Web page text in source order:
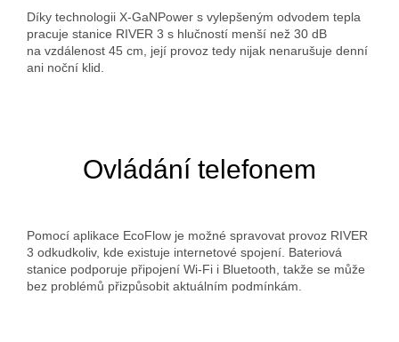
Díky technologii X-GaNPower s vylepšeným odvodem tepla
pracuje stanice RIVER 3 s hlučností menší než 30 dB
na vzdálenost 45 cm, její provoz tedy nijak nenarušuje denní
ani noční klid.
Ovládání telefonem
Pomocí aplikace EcoFlow je možné spravovat provoz RIVER
3 odkudkoliv, kde existuje internetové spojení. Bateriová
stanice podporuje připojení Wi-Fi i Bluetooth, takže se může
bez problémů přizpůsobit aktuálním podmínkám.